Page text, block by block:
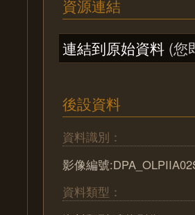
資源連結
連結到原始資料 (您
後設資料
資料識別：
影像編號
資料類型：